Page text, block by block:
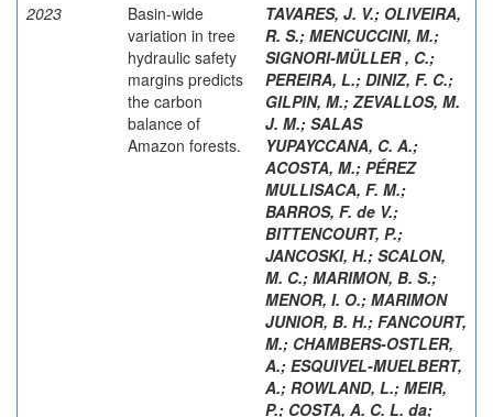
2023
Basin-wide
variation in tree
hydraulic safety
margins predicts
the carbon
balance of
Amazon forests.
TAVARES, J. V.; OLIVEIRA,
R. S.; MENCUCCINI, M.;
SIGNORI-MÜLLER , C.;
PEREIRA, L.; DINIZ, F. C.;
GILPIN, M.; ZEVALLOS, M.
J. M.; SALAS
YUPAYCCANA, C. A.;
ACOSTA, M.; PÉREZ
MULLISACA, F. M.;
BARROS, F. de V.;
BITTENCOURT, P.;
JANCOSKI, H.; SCALON,
M. C.; MARIMON, B. S.;
MENOR, I. O.; MARIMON
JUNIOR, B. H.; FANCOURT,
M.; CHAMBERS-OSTLER,
A.; ESQUIVEL-MUELBERT,
A.; ROWLAND, L.; MEIR,
P.; COSTA, A. C. L. da;